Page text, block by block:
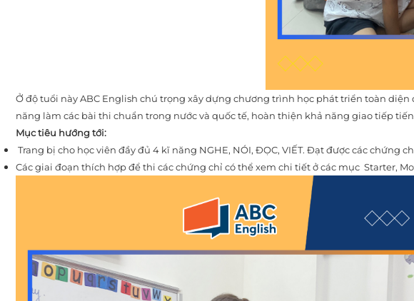
Ở độ tuổi này ABC English chú trọng xây dựng chương trình học phát triển toàn
năng làm các bài thi chuẩn trong nước và quốc tế, hoàn thiện khả năng giao tiếp
Mục tiêu hướng tới:
Trang bị cho học viên đầy đủ 4 kĩ năng NGHE, NÓI, ĐỌC, VIẾT. Đạt được các chứng
Các giai đoạn thích hợp để thi các chứng chỉ có thể xem chi tiết ở các mục Starter,